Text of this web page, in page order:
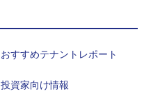
おすすめテナントレポート
投資家向け情報